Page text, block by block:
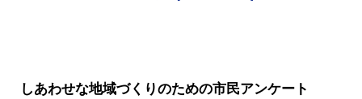
しあわせな地域づくりのための市民アンケート